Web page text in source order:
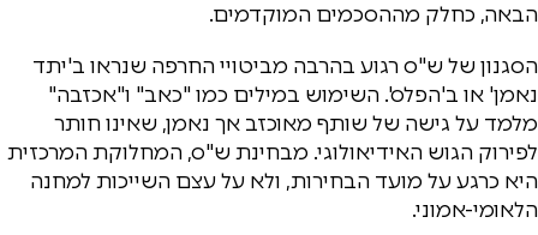
הבאה, כחלק מההסכמים המוקדמים.
הסגנון של ש"ס רגוע בהרבה מביטויי החרפה שנראו ב'יתד
נאמן' או ב'הפלס'. השימוש במילים כמו "כאב" ו"אכזבה"
מלמד על גישה של שותף מאוכזב אך נאמן, שאינו חותר
לפירוק הגוש האידיאולוגי. מבחינת ש"ס, המחלוקת המרכזית
היא כרגע על מועד הבחירות, ולא על עצם השייכות למחנה
הלאומי-אמוני.